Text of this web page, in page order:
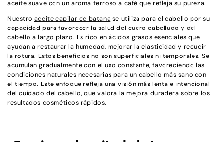
aceite suave con un aroma terroso a café que refleja su pureza.
Nuestro aceite capilar de batana se utiliza para el cabello por su
capacidad para favorecer la salud del cuero cabelludo y del
cabello a largo plazo. Es rico en ácidos grasos esenciales que
ayudan a restaurar la humedad, mejorar la elasticidad y reducir
la rotura. Estos beneficios no son superficiales ni temporales. Se
acumulan gradualmente con el uso constante, favoreciendo las
condiciones naturales necesarias para un cabello más sano con
el tiempo. Este enfoque refleja una visión más lenta e intencional
del cuidado del cabello, que valora la mejora duradera sobre los
resultados cosméticos rápidos.